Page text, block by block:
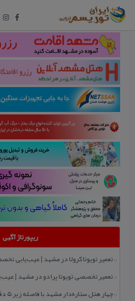
ریپورتاژ آگهی
:: تعمیر تویوتا كرولا در مشهد | عیب‌یابی
:: تعمیر تخصصی تویوتا پرادو در مشهد |
::چهار هتل‌ ستاره‌دار مشهد با فاصله زیر 5 دقیقه تا حرم